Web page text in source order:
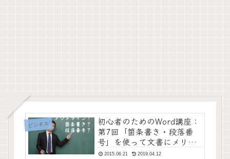
ビジネス
初心者のためのWord講座：
第7回「箇条書き・段落番
号」を使って文書にメリハ
リをつけよう【動画解説】
2015.06.21 2019.04.12